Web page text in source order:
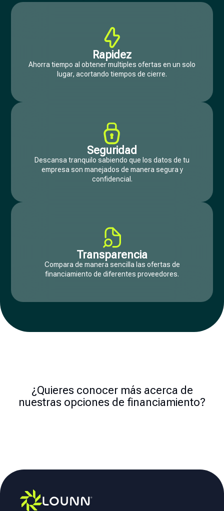
Rapidez
Ahorra tiempo al obtener multiples ofertas en un solo
lugar, acortando tiempos de cierre.
Seguridad
Descansa tranquilo sabiendo que los datos de tu
empresa son manejados de manera segura y
confidencial.
Transparencia
Compara de manera sencilla las ofertas de
financiamiento de diferentes proveedores.
¿Quieres conocer más acerca de
nuestras opciones de financiamiento?